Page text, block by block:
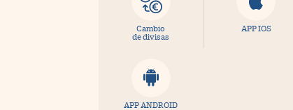
Cambio
de divisas
APP IOS
APP ANDROID